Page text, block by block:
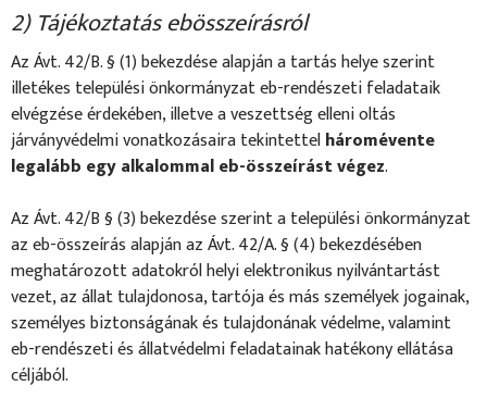
2) Tájékoztatás ebösszeírásról
Az Ávt. 42/B. § (1) bekezdése alapján a tartás helye szerint
illetékes települési önkormányzat eb-rendészeti feladataik
elvégzése érdekében, illetve a veszettség elleni oltás
járványvédelmi vonatkozásaira tekintettelháromévente
legalább egy alkalommal eb-összeírást végez.
Az Ávt. 42/B § (3) bekezdése szerint a települési önkormányzat
az eb-összeírás alapján az Ávt. 42/A. § (4) bekezdésében
meghatározott adatokról helyi elektronikus nyilvántartást
vezet, az állat tulajdonosa, tartója és más személyek jogainak,
személyes biztonságának és tulajdonának védelme, valamint
eb-rendészeti és állatvédelmi feladatainak hatékony ellátása
céljából.